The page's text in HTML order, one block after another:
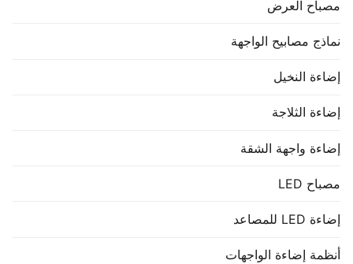
مصباح العرض
نماذج مصابيح الواجهة
إضاءة النخيل
إضاءة الثلاجة
إضاءة واجهة الشقة
مصباح LED
إضاءة LED للمصاعد
أنظمة إضاءة الواجهات